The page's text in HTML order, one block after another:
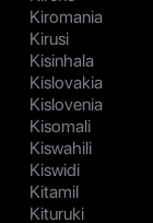
Kiromania
Kirusi
Kisinhala
Kislovakia
Kislovenia
Kisomali
Kiswahili
Kiswidi
Kitamil
Kituruki